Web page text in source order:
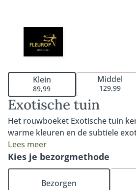
Exotische tuin
Het rouwboeket Exotische tuin
warme kleuren en de subtiele
touch. Een prachtig rouwboeket
persoonlijk afscheid. Het
bloemen die in de laatste warme
koude dagen veelvuldig
Lees meer
Klein
89,99
Middel
129,99
Kies je bezorgmethode
Bezorgen